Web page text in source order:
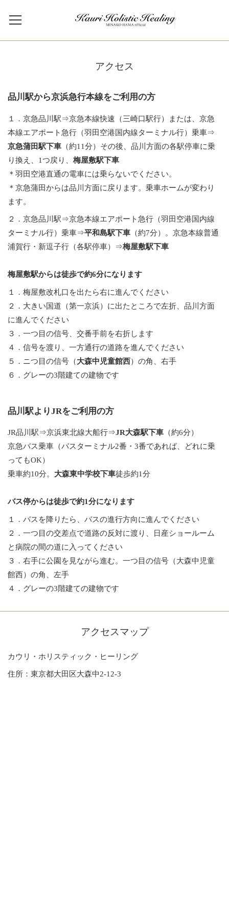
アクセス
品川駅から京浜急行本線をご利用の方
１．京急品川駅⇒京急本線快速（三崎口駅行）または、京急
本線エアポート急行（羽田空港国内線ターミナル行）乗車⇒
京急蒲田駅下車 （約11分）その後、品川方面の各駅停車に乗
り換え、1つ戻り、 梅屋敷駅下車
＊羽田空港直通の電車には乗らないでください。
＊京急蒲田からは品川方面に戻ります。乗車ホームが変わり
ます。
２．京急品川駅⇒京急本線エアポート急行（羽田空港国内線
ターミナル行）乗車⇒平和島駅下車 （約7分）。京急本線普通
浦賀行・新逗子行（各駅停車）⇒梅屋敷駅下車
梅屋敷駅からは徒歩で約6分になります
１．梅屋敷改札口を出たら右に進んでください
２．大きい国道（第一京浜）に出たところで左折、品川方面
に進んでください
３．一つ目の信号、交番手前を右折します
４．信号を渡り、一方通行の道路を進んでください
５．ニつ目の信号（大森中児童館西）の角、右手
６．グレーの3階建ての建物です
品川駅よりJRをご利用の方
JR品川駅⇒京浜東北線大船行⇒JR大森駅下車 （約6分）
京急バス乗車（バスターミナル2番・3番であれば、どれに乗
ってもOK）
乗車約10分。 大森東中学校下車徒歩約1分
バス停からは徒歩で約1分になります
１．バスを降りたら、バスの進行方向に進んでください
２．一つ目の交差点で道路の反対に渡り、日産ショールーム
と病院の間の道に入ってください
３．右手に公園を見ながら進む。一つ目の信号（大森中児童
館西）の角、左手
４．グレーの3階建ての建物です
アクセスマップ
カウリ・ホリスティック・ヒーリング
住所：東京都大田区大森中2-12-3